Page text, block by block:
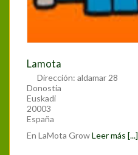
Lamota
Dirección:aldamar 28
Donostia
Euskadi
20003
España
En LaMota GrowLeer más [...]